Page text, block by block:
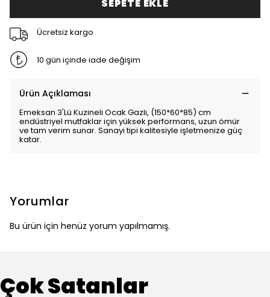
SEPETE EKLE
Ücretsiz kargo
10 gün içinde iade değişim
Ürün Açıklaması
Emeksan 3'Lü Kuzineli Ocak Gazlı, (150*60*85) cm
endüstriyel mutfaklar için yüksek performans, uzun ömür
ve tam verim sunar. Sanayi tipi kalitesiyle işletmenize güç
katar.
Yorumlar
Bu ürün için henüz yorum yapılmamış.
Çok Satanlar